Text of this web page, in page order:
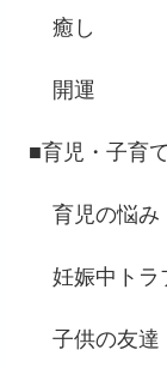
癒し
開運
■育児・子育
育児の悩み
妊娠中トラ
子供の友達